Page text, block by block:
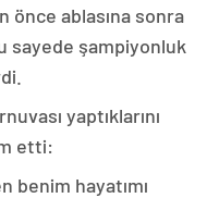
önce ablasına sonra
sayede şampiyonluk
yaptıklarını
etti:
benim hayatımı